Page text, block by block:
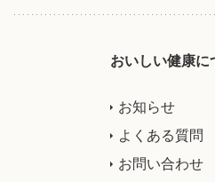
おいしい健康に
お知らせ
よくある質問
お問い合わせ